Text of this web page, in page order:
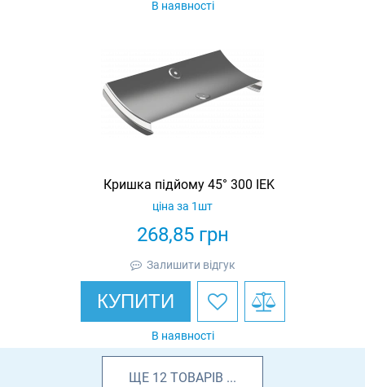
В наявності
Кришка підйому 45° 300 IEK
268,85грн
ціна за 1шт
Залишити відгук
КУПИТИ
В наявності
ЩЕ 12 ТОВАРІВ ...